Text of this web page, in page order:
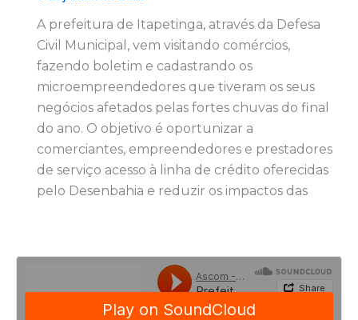
A prefeitura de Itapetinga, através da Defesa
Civil Municipal, vem visitando comércios,
fazendo boletim e cadastrando os
microempreendedores que tiveram os seus
negócios afetados pelas fortes chuvas do final
do ano. O objetivo é oportunizar a
comerciantes, empreendedores e prestadores
de serviço acesso à linha de crédito oferecidas
pelo Desenbahia e reduzir os impactos das